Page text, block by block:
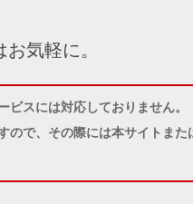
気軽に。
スには対応しておりません。
で、その際には本サイトまた